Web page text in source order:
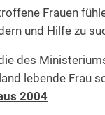
Frauen
und Hilfe zu
des
lebende Frau
2004